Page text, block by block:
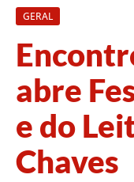
GERAL
abre
e do
Chaves